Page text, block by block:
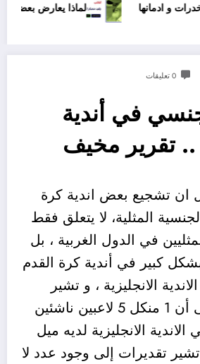
لماذا يعارض بعضهم الإسلام؟
0 تعليقات
في أندية
.. تقرير مخيف
ان تشجيع بعض اندية كرة
المثلية، لا يتعلق فقط
في الدول الغربية ، بل
كبير في أندية كرة القدم
الانجليزية ، و تشير
بعض التقارير إلى أن 1 منكل 5 لاعبين ناشئين
الانجليزية لديه ميل
تشير تقديرات إلى وجود عدد لا